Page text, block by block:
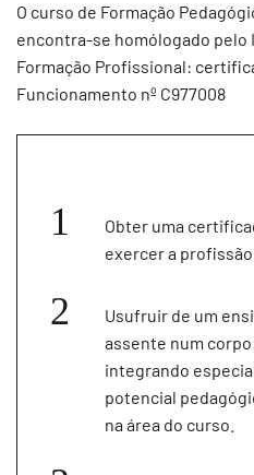
O curso de Formação
encontra-se homólogado
Formação Profissional:
Funcionamento nº C977008
Obter uma
exercer a
Usufruir de um
assente num
integrando
potencial
na área do curso.